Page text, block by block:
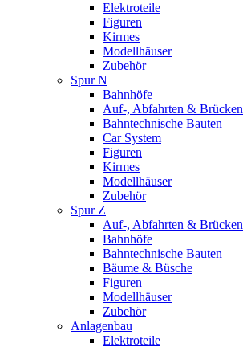
Elektroteile
Figuren
Kirmes
Modellhäuser
Zubehör
Spur N
Bahnhöfe
Auf-, Abfahrten & Brücken
Bahntechnische Bauten
Car System
Figuren
Kirmes
Modellhäuser
Zubehör
Spur Z
Auf-, Abfahrten & Brücken
Bahnhöfe
Bahntechnische Bauten
Bäume & Büsche
Figuren
Modellhäuser
Zubehör
Anlagenbau
Elektroteile